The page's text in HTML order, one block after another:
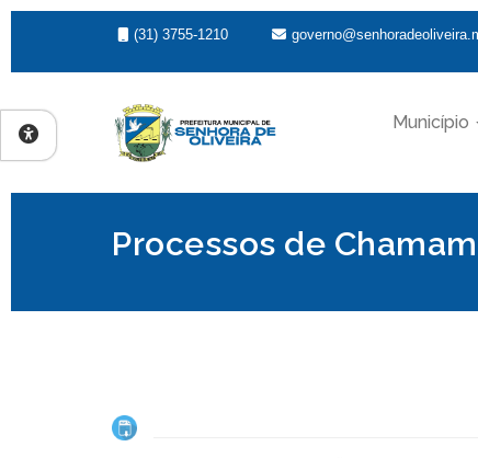
(31) 3755-1210
Município
Processos de